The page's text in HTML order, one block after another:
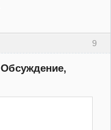
9
Обсуждение,